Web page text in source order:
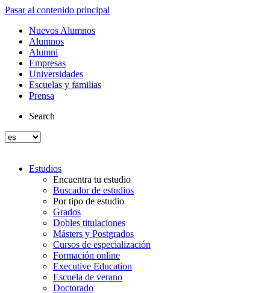
Pasar al contenido principal
Nuevos Alumnos
Alumnos
Alumni
Empresas
Universidades
Escuelas y familias
Prensa
Search
Estudios
Encuentra tu estudio
Buscador de estudios
Por tipo de estudio
Grados
Dobles titulaciones
Másters y Postgrados
Cursos de especialización
Formación online
Executive Education
Escuela de verano
Doctorado